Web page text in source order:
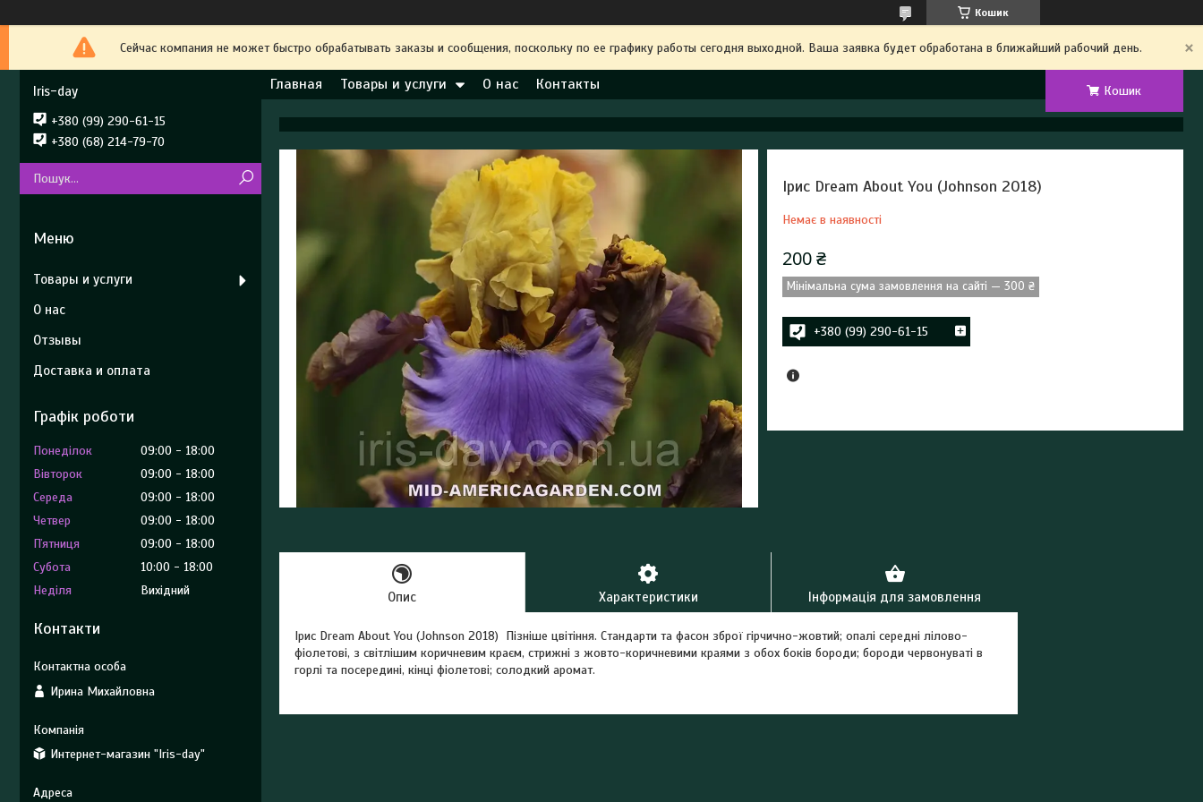
Кошик
Сейчас компания не может быстро обрабатывать заказы и сообщения, поскольку по ее графику работы сегодня выходной. Ваша заявка будет обработана в ближайший рабочий день.
Главная Товары и услуги О нас Контакты Кошик
Ірис Dream About You (Johnson 2018)
Немає в наявності
200 ₴
Мінімальна сума замовлення на сайті — 300 ₴
+380 (99) 290-61-15
Опис Характеристики Інформація для замовлення
Ірис Dream About You (Johnson 2018) Пізніше цвітіння. Стандарти та фасон зброї гірчично-жовтий; опалі середні лілово-
фіолетові, з світлішим коричневим краєм, стрижні з жовто-коричневими краями з обох боків бороди; бороди червонуваті в
горлі та посередині, кінці фіолетові; солодкий аромат.
Iris-day
+380 (99) 290-61-15
+380 (68) 214-79-70
Товары и услуги
О нас
Отзывы
Доставка и оплата
Графік роботи
Понеділок 09:00
18:00
Вівторок
09:00
18:00
Середа
09:00
18:00
Четвер
09:00
18:00
Пʼятниця
09:00
18:00
Субота
10:00
18:00
Неділя
Вихідний
Контакти
Ирина Михайловна
Интернет-магазин "Iris-day"